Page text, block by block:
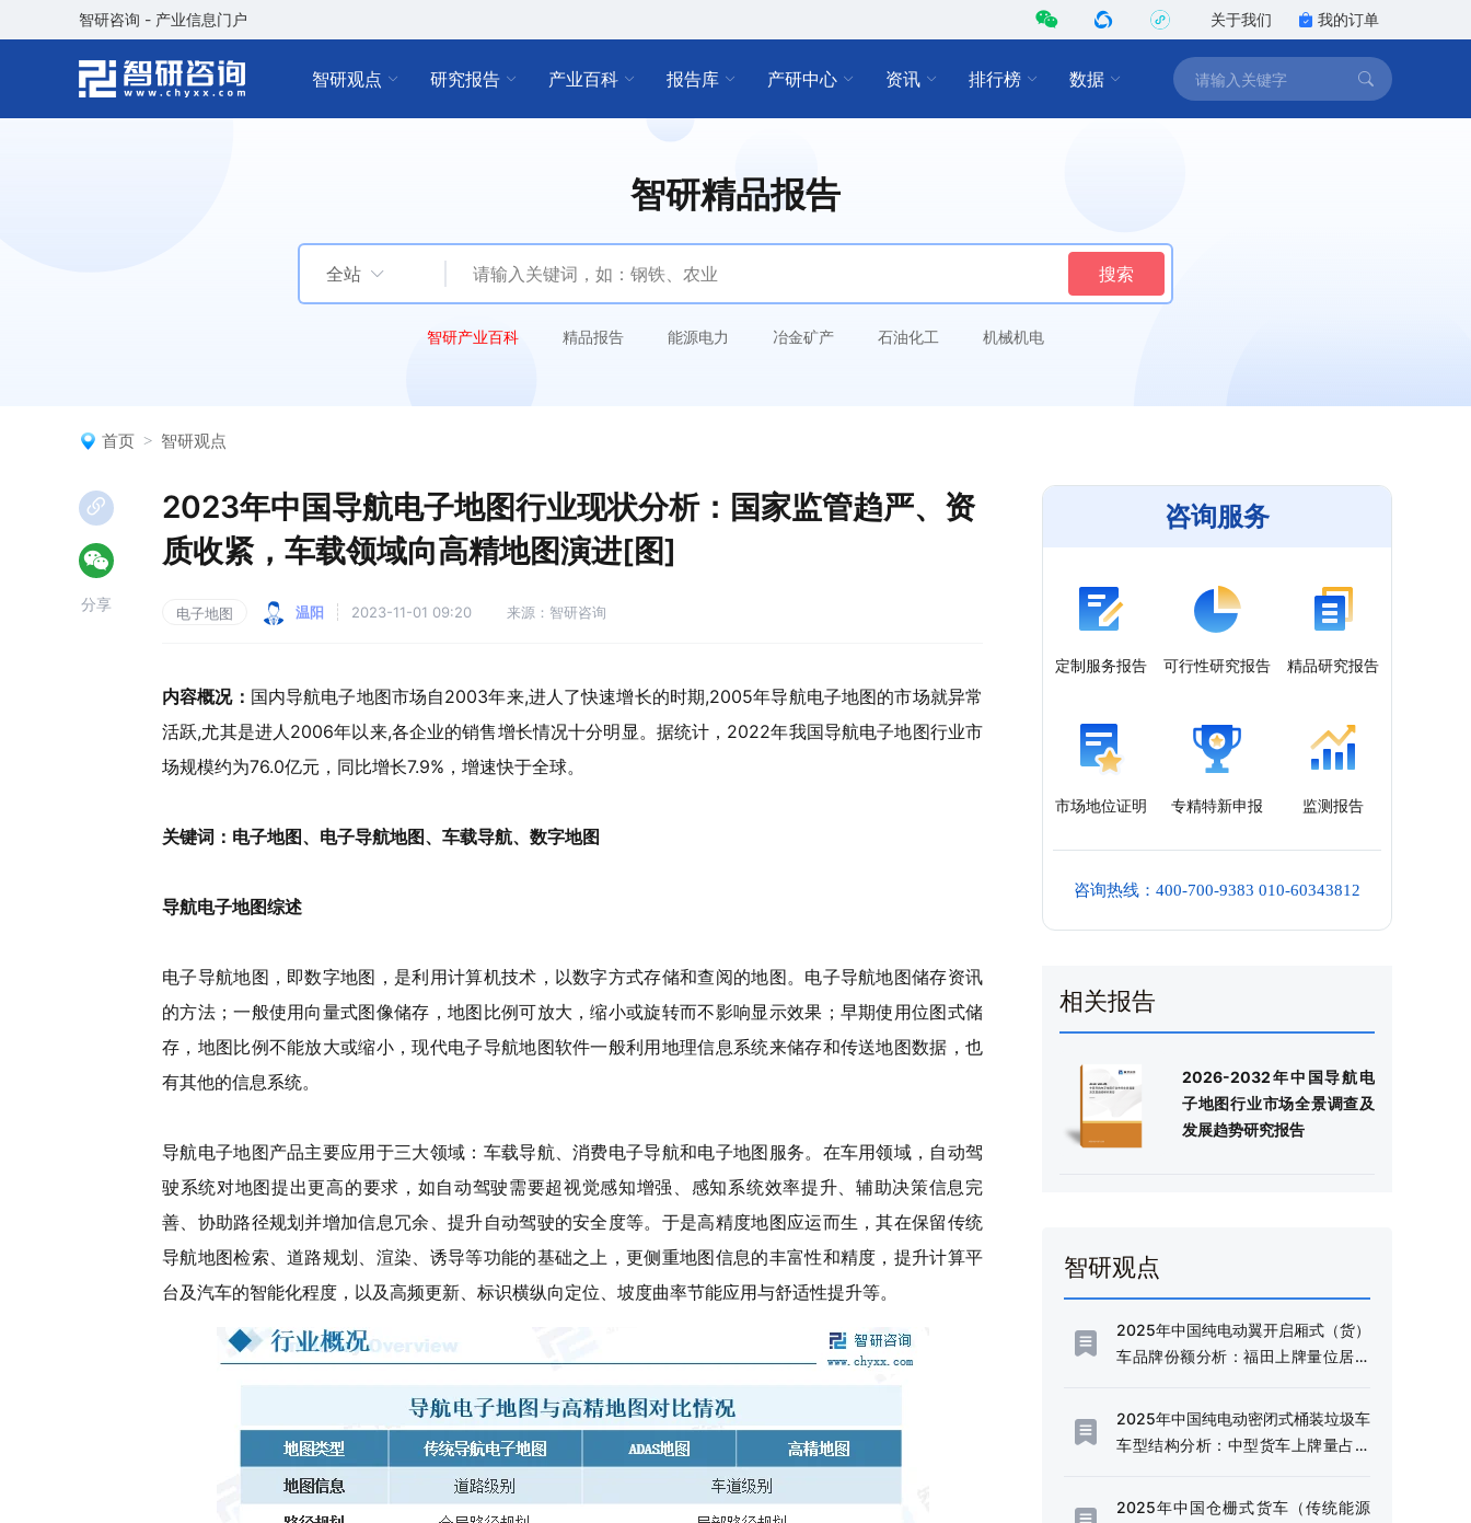
智研咨询 - 产业信息门户 关于我们 我的订单
智研观点 研究报告 产业百科 报告库 产研中心 资讯 排行榜 数据
智研精品报告
全站 搜索
智研产业百科 精品报告 能源电力 冶金矿产 石油化工 机械机电
首页 智研观点
2023年中国导航电子地图行业现状分析：国家监管趋严、资
质收紧，车载领域向高精地图演进[图]
电子地图 温阳 2023-11-01 09:20 来源：智研咨询
内容概况： 国内导航电子地图市场自2003年来,进人了快速增长的时期,2005年导航电子地图的市场就异常
活跃,尤其是进人2006年以来,各企业的销售增长情况十分明显。据统计，2022年我国导航电子地图行业市
场规模约为76.0亿元，同比增长7.9%，增速快于全球。
关键词： 电子地图、电子导航地图、车载导航、数字地图
导航电子地图综述
电子导航地图，即数字地图，是利用计算机技术，以数字方式存储和查阅的地图。电子导航地图储存资讯
的方法；一般使用向量式图像储存，地图比例可放大，缩小或旋转而不影响显示效果；早期使用位图式储
存，地图比例不能放大或缩小，现代电子导航地图软件一般利用地理信息系统来储存和传送地图数据，也
有其他的信息系统。
导航电子地图产品主要应用于三大领域：车载导航、消费电子导航和电子地图服务。在车用领域，自动驾
驶系统对地图提出更高的要求，如自动驾驶需要超视觉感知增强、感知系统效率提升、辅助决策信息完
善、协助路径规划并增加信息冗余、提升自动驾驶的安全度等。于是高精度地图应运而生，其在保留传统
导航地图检索、道路规划、渲染、诱导等功能的基础之上，更侧重地图信息的丰富性和精度，提升计算平
台及汽车的智能化程度，以及高频更新、标识横纵向定位、坡度曲率节能应用与舒适性提升等。
分享
咨询服务
定制服务报告 可行性研究报告 精品研究报告
市场地位证明 专精特新申报 监测报告
咨询热线：400-700-9383 010-60343812
相关报告
2026-2032年中国导航电
子地图行业市场全景调查及
发展趋势研究报告
智研观点
2025年中国纯电动翼开启厢式（货）
车品牌份额分析：福田上牌量位居首
2025年中国纯电动密闭式桶装垃圾车
车型结构分析：中型货车上牌量占比
2025年中国仓栅式货车（传统能源